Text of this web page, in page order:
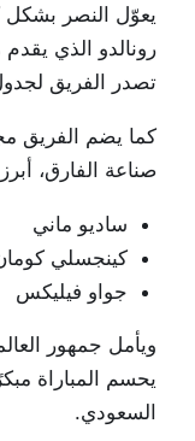
يعوّل النصر بشكل
رونالدو الذي يقدم
تصدر الفريق
كما يضم الفريق
صناعة الفارق،
ساديو ماني
كينجسلي
جواو فيليكس
ويأمل جمهور
يحسم المباراة
السعودي.